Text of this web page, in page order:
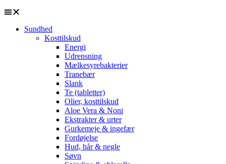
Sundhed
Kosttilskud
Energi
Udrensning
Mælkesyrebakterier
Tranebær
Slank
Te (tabletter)
Olier, kosttilskud
Aloe Vera & Noni
Ekstrakter & urter
Gurkemeje & ingefær
Fordøjelse
Hud, hår & negle
Søvn